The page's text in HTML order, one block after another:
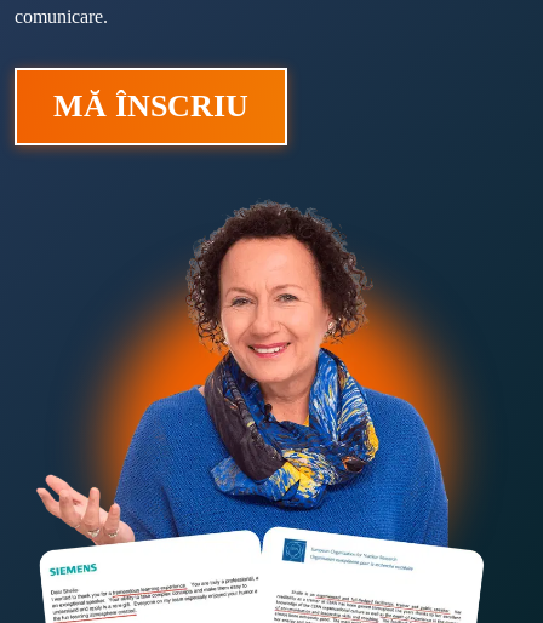
comunicare.
MĂ ÎNSCRIU